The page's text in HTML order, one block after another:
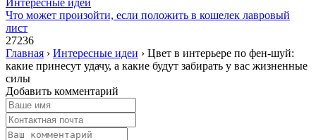
Интересные идеи
Что может произойти, если положить в кошелек лавровый
лист
27236
Главная › Интересные идеи › Цвет в интерьере по фен-шуй:
какие принесут удачу, а какие будут забирать у вас жизненные
силы
Добавить комментарий